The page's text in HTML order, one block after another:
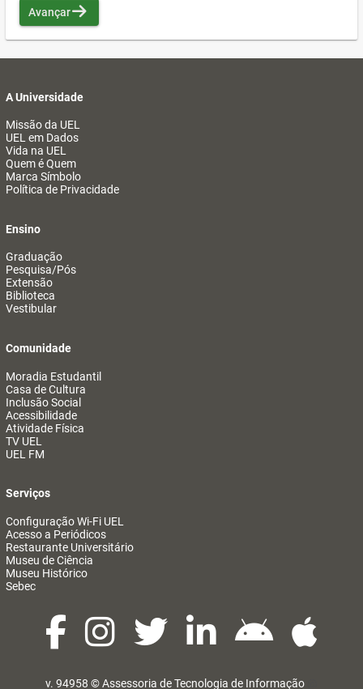
Avançar
A Universidade
Missão da UEL
UEL em Dados
Vida na UEL
Quem é Quem
Marca Símbolo
Política de Privacidade
Ensino
Graduação
Pesquisa/Pós
Extensão
Biblioteca
Vestibular
Comunidade
Moradia Estudantil
Casa de Cultura
Inclusão Social
Acessibilidade
Atividade Física
TV UEL
UEL FM
Serviços
Configuração Wi-Fi UEL
Acesso a Periódicos
Restaurante Universitário
Museu de Ciência
Museu Histórico
Sebec
v. 94958 ©Assessoria de Tecnologia de Informação